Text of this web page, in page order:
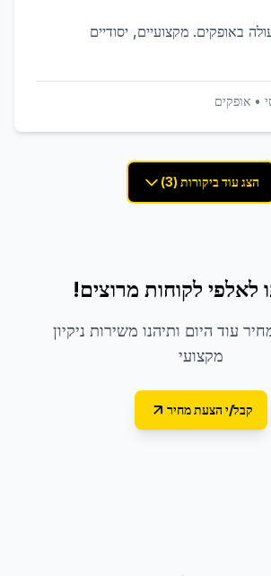
באופקים. מקצועיים, יסודיים
• אופקים
הצג עוד ביקורות (3)
לאלפי לקוחות מרוצים!
עוד היום ותיהנו משירות ניקיון
מקצועי
קבל/י הצעת מחיר